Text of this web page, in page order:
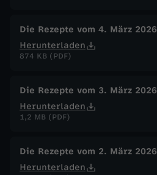
Die Rezepte vom 4. März 2026
Herunterladen
874 KB (PDF)
Die Rezepte vom 3. März 2026
Herunterladen
1,2 MB (PDF)
Die Rezepte vom 2. März 2026
Herunterladen